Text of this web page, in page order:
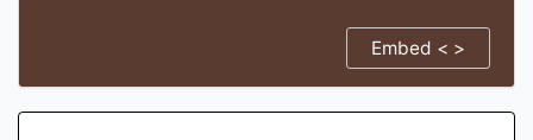
Embed < >